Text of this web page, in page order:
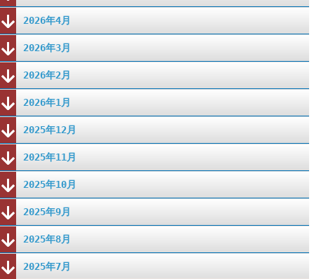
2026年4月
2026年3月
2026年2月
2026年1月
2025年12月
2025年11月
2025年10月
2025年9月
2025年8月
2025年7月